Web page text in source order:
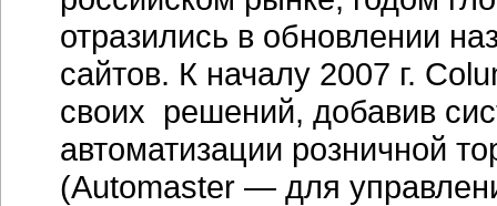
отразились в обновлении
сайтов. К началу 2007 г.
своих решений, добавив
автоматизации розничной
(Automaster — для